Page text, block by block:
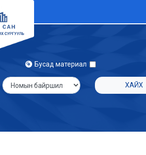
Бусад материал
ХАЙХ